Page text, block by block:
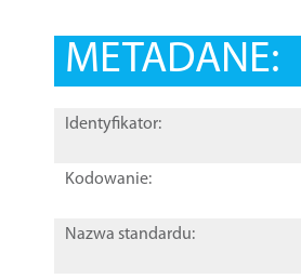
METADANE:
Identyfikator:
Kodowanie:
Nazwa standardu: